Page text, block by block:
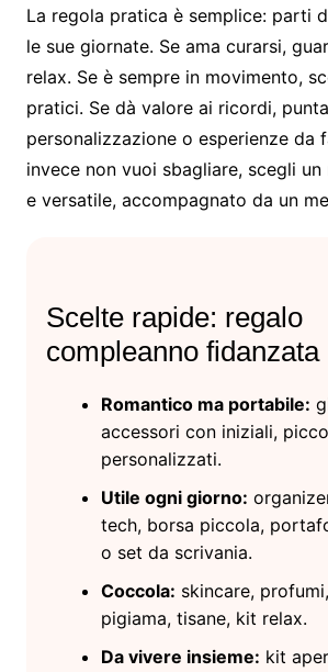
La regola pratica è semplice: parti
le sue giornate. Se ama curarsi,
relax. Se è sempre in movimento,
pratici. Se dà valore ai ricordi,
personalizzazione o esperienze da
invece non vuoi sbagliare, scegli
e versatile, accompagnato da un
Scelte rapide: regalo
compleanno fidanzata
Romantico ma portabile:
accessori con iniziali,
personalizzati.
Utile ogni giorno:
tech, borsa piccola,
o set da scrivania.
Coccola: skincare,
pigiama, tisane, kit relax.
Da vivere insieme: kit